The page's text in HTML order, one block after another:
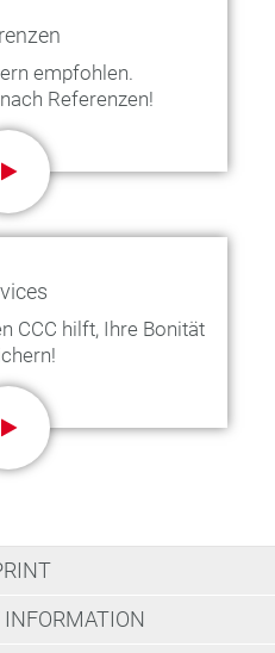
empfohlen.
Referenzen!
CCC hilft, Ihre Bonität